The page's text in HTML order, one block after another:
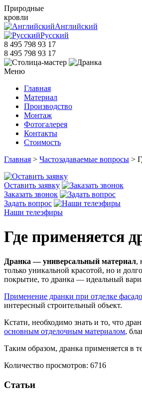
Природные
кровли
Английский
Русский
8 495 798 93 17
8 495 798 93 17
Меню
Главная
Материал
Производство
Монтаж
Фотогалерея
Контакты
Стоимость
Главная > Частозадаваемые вопросы >
Оставить заявку
Заказать звонок
Задать вопрос
Наши телеэфиры
Где применяется
Дранка — универсальный материал,
только уникальной красотой, но и
покрытие, то дранка — идеальный
Применение дранки при отделке
интересный строительный объект.
Кстати, необходимо знать и то, что
основным отделочным материалом,
Таким образом, дранка применяется в
Количество просмотров: 6716
Статьи